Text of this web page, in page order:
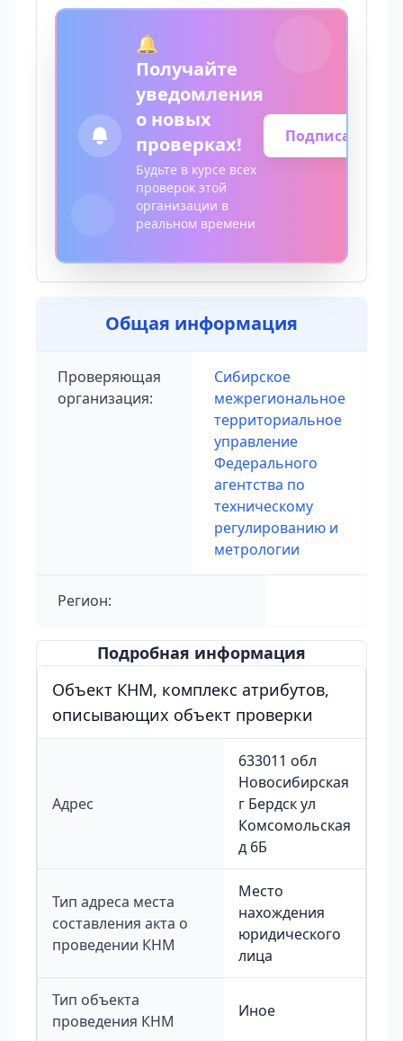
🔔
Получайте
уведомления
о новых
проверках!
Будьте в курсе всех
проверок этой
организации в
реальном времени
Подписаться
Общая информация
Проверяющая
организация:
Сибирское
межрегиональное
территориальное
управление
Федерального
агентства по
техническому
регулированию и
метрологии
Регион:
Подробная информация
Объект КНМ, комплекс атрибутов,
описывающих объект проверки
Адрес
633011 обл
Новосибирская
г Бердск ул
Комсомольская
д 6Б
Тип адреса места
составления акта о
проведении КНМ
Место
нахождения
юридического
лица
Тип объекта
проведения КНМ
Иное